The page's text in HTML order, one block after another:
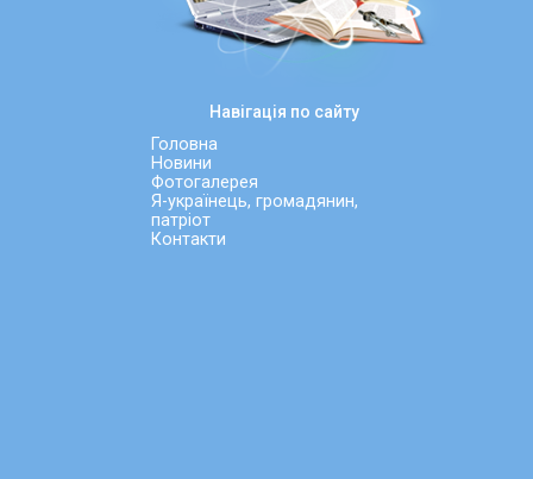
Навігація по сайту
Головна
Новини
Фотогалерея
Я-українець, громадянин,
патріот
Контакти